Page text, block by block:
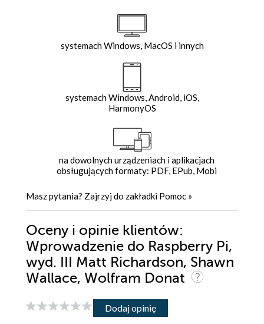
systemach Windows, MacOS i innych
systemach Windows, Android, iOS,
HarmonyOS
na dowolnych urządzeniach i aplikacjach
obsługujących formaty: PDF, EPub, Mobi
Masz pytania? Zajrzyj do zakładki Pomoc »
Oceny i opinie klientów:
Wprowadzenie do Raspberry Pi,
wyd. III Matt Richardson, Shawn
Wallace, Wolfram Donat
Dodaj opinię